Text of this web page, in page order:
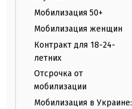
Мобилизация 50+
Мобилизация женщин
Контракт для 18-24-
летних
Отсрочка от
мобилизации
Мобилизация в Украине: